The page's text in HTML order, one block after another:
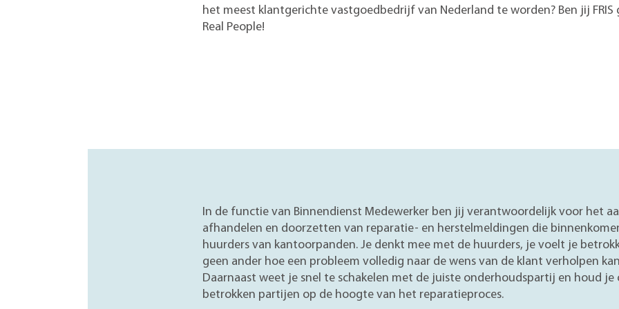
het meest klantgerichte vastgoedbedrijf van Nederland te worden? Ben jij FRIS
Real People!
In de functie van Binnendienst Medewerker ben jij verantwoordelijk voor het
afhandelen en doorzetten van reparatie- en herstelmeldingen die
huurders van kantoorpanden. Je denkt mee met de huurders, je voelt je
geen ander hoe een probleem volledig naar de wens van de klant verholpen
Daarnaast weet je snel te schakelen met de juiste onderhoudspartij en houd je
betrokken partijen op de hoogte van het reparatieproces.